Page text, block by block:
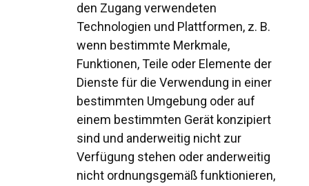
den Zugang verwendeten
Technologien und Plattformen, z. B.
wenn bestimmte Merkmale,
Funktionen, Teile oder Elemente der
Dienste für die Verwendung in einer
bestimmten Umgebung oder auf
einem bestimmten Gerät konzipiert
sind und anderweitig nicht zur
Verfügung stehen oder anderweitig
nicht ordnungsgemäß funktionieren,